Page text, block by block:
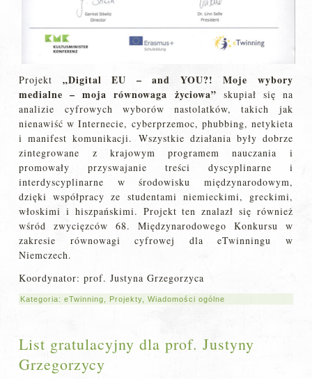
Projekt „Digital EU – and YOU?! Moje wybory
medialne – moja równowaga życiowa” skupiał się na
analizie cyfrowych wyborów nastolatków, takich jak
nienawiść w Internecie, cyberprzemoc, phubbing, netykieta
i manifest komunikacji. Wszystkie działania były dobrze
zintegrowane z krajowym programem nauczania i
promowały przyswajanie treści dyscyplinarne i
interdyscyplinarne w środowisku międzynarodowym,
dzięki współpracy ze studentami niemieckimi, greckimi,
włoskimi i hiszpańskimi. Projekt ten znalazł się również
wśród zwycięzców 68. Międzynarodowego Konkursu w
zakresie równowagi cyfrowej dla eTwinningu w
Niemczech.
Koordynator: prof. Justyna Grzegorzyca
Kategoria:eTwinning Projekty ,Wiadomości ogólne
List gratulacyjny dla prof. Justyny
Grzegorzycy